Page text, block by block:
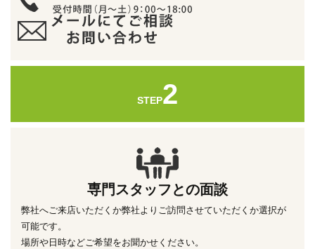
STEP2
専門スタッフとの面談
弊社へご来店いただくか弊社よりご訪問させていただくか選択が
可能です。
場所や日時などご希望をお聞かせください。